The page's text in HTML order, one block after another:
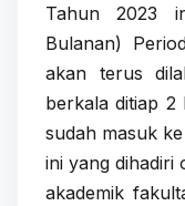
Tahun 2023
Bulanan)
akan terus
berkala ditiap 2
sudah masuk
ini yang dihadiri
akademik